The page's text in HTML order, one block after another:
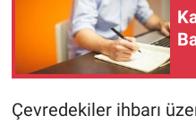
Çevredekiler ihbarı